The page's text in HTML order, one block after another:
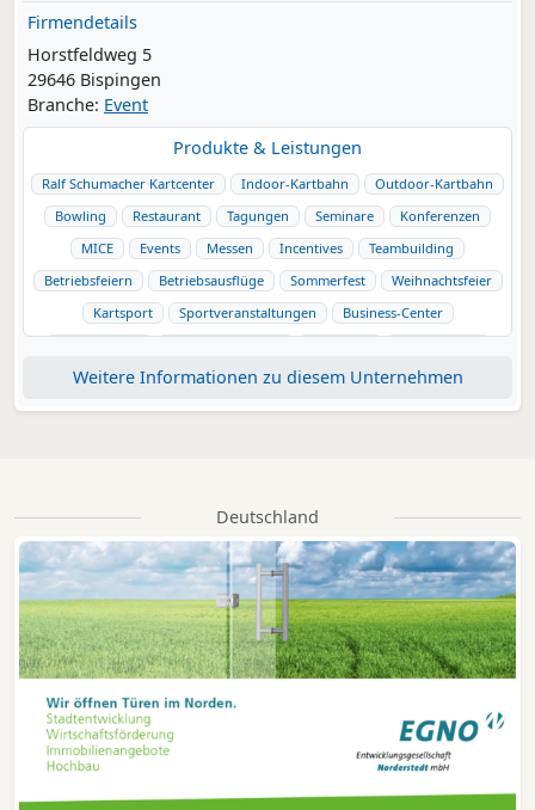
Firmendetails
Horstfeldweg 5
29646 Bispingen
Branche: Event
Produkte & Leistungen
Ralf Schumacher Kartcenter Indoor-Kartbahn
Outdoor-Kartbahn
Bowling
Restaurant Tagungen Seminare
Konferenzen
MICE
Events Messen Incentives
Teambuilding
Betriebsfeiern
Betriebsausflüge Sommerfest
Weihnachtsfeier
Kartsport
Sportveranstaltungen
Business-Center
Seminare&Tagungen
Heidekreis Kartbahn
Weitere Informationen zu diesem Unternehmen
Deutschland